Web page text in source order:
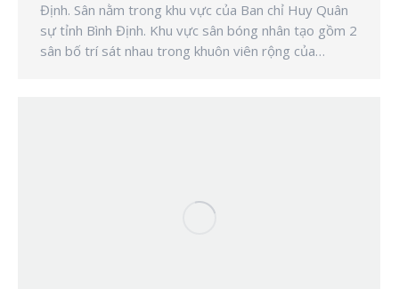
Định. Sân nằm trong khu vực của Ban chỉ Huy Quân
sự tỉnh Bình Định. Khu vực sân bóng nhân tạo gồm 2
sân bố trí sát nhau trong khuôn viên rộng của…